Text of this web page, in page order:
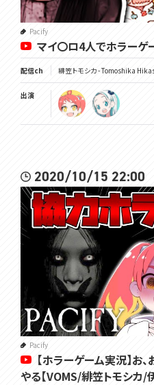
Pacify
マイ〇ロ4人でホラーゲ
配信ch 緋笠トモシカ - Tomoshika
出演
2020/10/15 22:00
Pacify
【ホラーゲーム実況】お
やる【VOMS/緋笠トモシカ/